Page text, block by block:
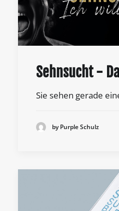
Sehnsucht -
Sie sehen gerade
by Purple Schulz